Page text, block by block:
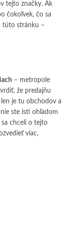
tejto značky. Ak
čokoľvek, čo sa
túto stránku –
– metropole
že predajňu
je tu obchodov a
ste istí ohľadom
sa chceli o tejto
viac,